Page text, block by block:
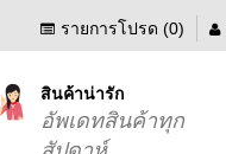
รายการโปรด (0)
สินค้าน่ารัก
อัพเดทสินค้าทุก